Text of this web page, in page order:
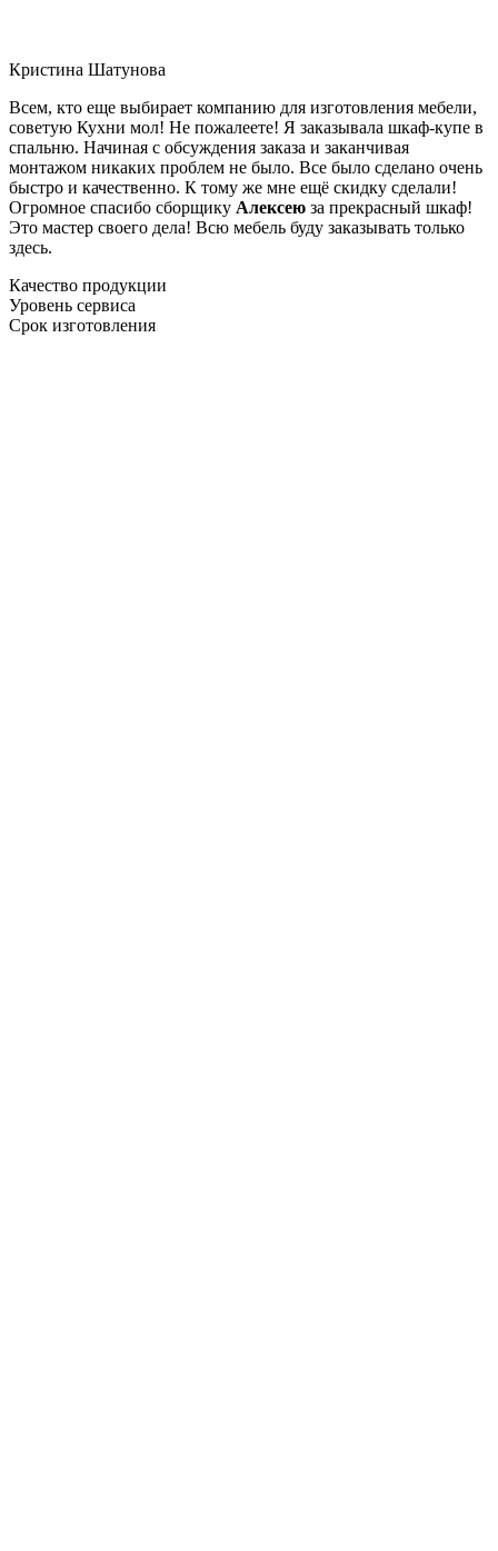
Кристина Шатунова
Всем, кто еще выбирает компанию для изготовления мебели,
советую Кухни мол! Не пожалеете! Я заказывала шкаф-купе в
спальню. Начиная с обсуждения заказа и заканчивая
монтажом никаких проблем не было. Все было сделано очень
быстро и качественно. К тому же мне ещё скидку сделали!
Огромное спасибо сборщику Алексею за прекрасный шкаф!
Это мастер своего дела! Всю мебель буду заказывать только
здесь.
Качество продукции
Уровень сервиса
Срок изготовления